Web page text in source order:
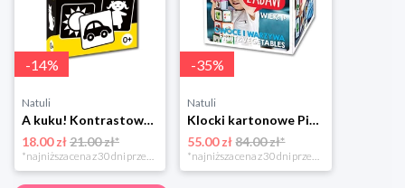
-14%
Natuli
A kuku! Kontrastowe obrazki. Karty kontrastowe + poradnik 0+ Edgard
18.00 zł21.00 zł*
*najniższa cena z 30 dni przed obniżką
-35%
Natuli
Klocki kartonowe Piramida Zabaw. Owoce i Warzywa Piramida zabaw
55.00 zł 84.00 zł*
*najniższa cena z 30 dni przed obniżką